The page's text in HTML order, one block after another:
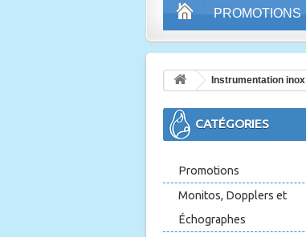
PROMOTIONS
Instrumentation inox
CATÉGORIES
Promotions
Monitos, Dopplers et
Échographes